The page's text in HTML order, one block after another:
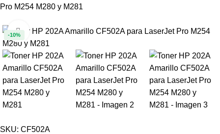
Pro M254 M280 y M281
-10% Haga clic para ampliar
SKU: CF502A